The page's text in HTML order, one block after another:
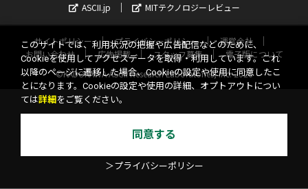
ASCII.jp
MITテクノロジーレビュー
サイトポリシー プライバシーポリシー
運営会社
お問い合わせ
広告掲載 スタッフ募集
電子版について
©KADOKAWA ASCII Research Laboratories, Inc. 2026
このサイトでは、利用状況の把握や広告配信などのために、
Cookieを使用してアクセスデータを取得・利用しています。これ
以降のページに遷移した場合、Cookieの設定や使用に同意したこ
とになります。Cookieの設定や使用の詳細、オプトアウトについ
ては詳細 をご覧ください。
同意する
＞プライバシーポリシー